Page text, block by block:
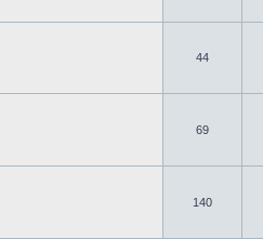
44
69
140